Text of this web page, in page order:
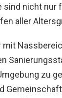
sind nicht nur
aller
zu